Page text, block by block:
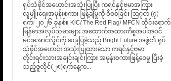
ရုပ်သံဖိုင်အဟောင်းအသုံးပြုပြီး ကရင်နှင့်ဗမာအကြား
လူမျိုးရေးအမုန်းစကား ဖြန့်ချိမှုကို စိစစ်ခြင်း ဩဂုတ် (၇)
ရက်၊ ၂၀၂၆ ခုနှစ်။ KIC/ The Red Flag/ MFCN ထိုင်းရောက်
မြန်မာအလုပ်သမားများ အထောက်အထားကိစ္စအပါအဝင်
မင်းအောင်လှိုင်ကို ဆန္ဒပြခဲ့သည့် Bright Future အဖွဲ့၏ ရုပ်
သံဖိုင်အဟောင်း အသုံးပြုထားသော ကရင်နှင့်ဗမာ
တိုင်းရင်းသားအချင်းချင်းကြား အမုန်းစကားဖြန့်ဝေမှု ပြီးခဲ့
သည့်ဇူလိုင်(၂၈)ရက်နေ့က...